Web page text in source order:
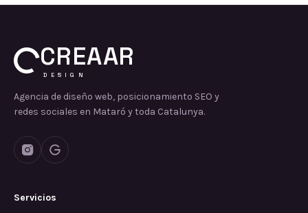
CREAAR
DESIGN
Agencia de diseño web, posicionamiento SEO y
redes sociales en Mataró y toda Catalunya.
Servicios